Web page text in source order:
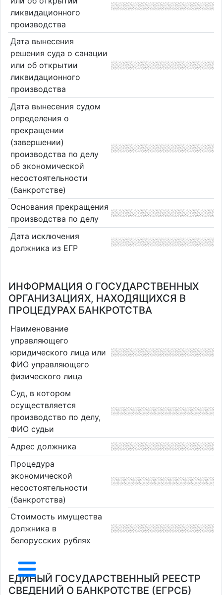
ликвидационного
производства
Дата вынесения
решения суда о санации
или об открытии
ликвидационного
производства
Дата вынесения судом
определения о
прекращении
(завершении)
производства по делу
об экономической
несостоятельности
(банкротстве)
Основания прекращения
производства по делу
Дата исключения
должника из ЕГР
ИНФОРМАЦИЯ О ГОСУДАРСТВЕННЫХ
ОРГАНИЗАЦИЯХ, НАХОДЯЩИХСЯ В
ПРОЦЕДУРАХ БАНКРОТСТВА
Наименование
управляющего
юридического лица или
ФИО управляющего
физического лица
Суд, в котором
осуществляется
производство по делу,
ФИО судьи
Адрес должника
Процедура
экономической
несостоятельности
(банкротства)
Стоимость имущества
должника в
белорусских рублях
ЕДИНЫЙ ГОСУДАРСТВЕННЫЙ РЕЕСТР
СВЕДЕНИЙ О БАНКРОТСТВЕ (ЕГРСБ)